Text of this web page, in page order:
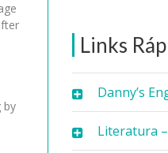
Links
Danny’s
Literatura
by